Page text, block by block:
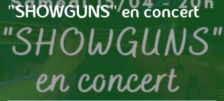
"SHOWGUNS" en concert